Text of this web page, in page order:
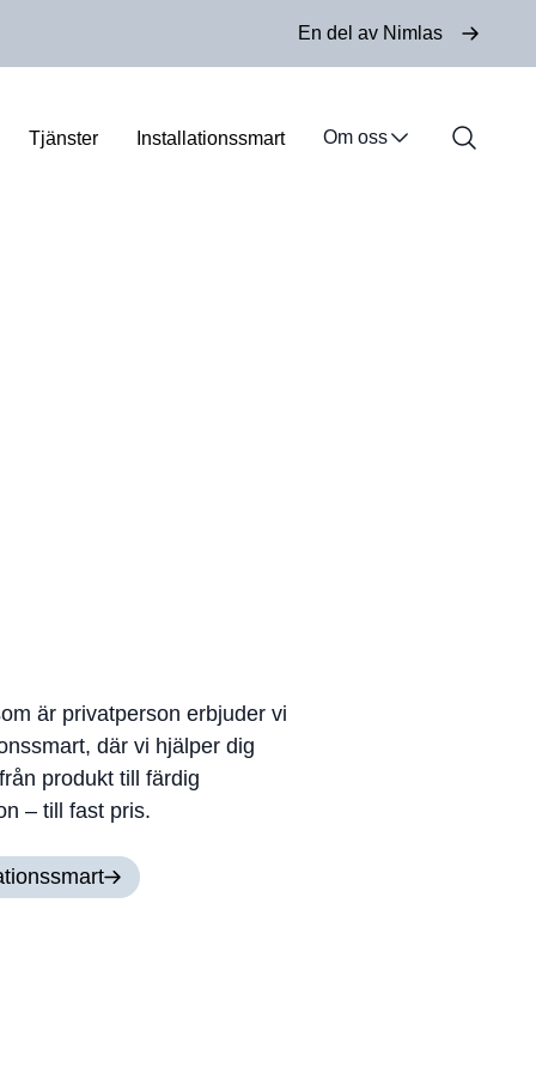
En del av Nimlas
Tjänster Installationssmart Om oss
är privatperson erbjuder vi
där vi hjälper dig
produkt till färdig
– till fast pris.